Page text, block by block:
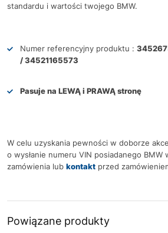
standardu i wartości twojego BMW.
Numer referencyjny produktu :
/ 34521165573
Pasuje na LEWĄ i PRAWĄ stronę
W celu uzyskania pewności w doborze
o wysłanie numeru VIN posiadanego BMW
zamówienia lub kontakt przed
Powiązane produkty